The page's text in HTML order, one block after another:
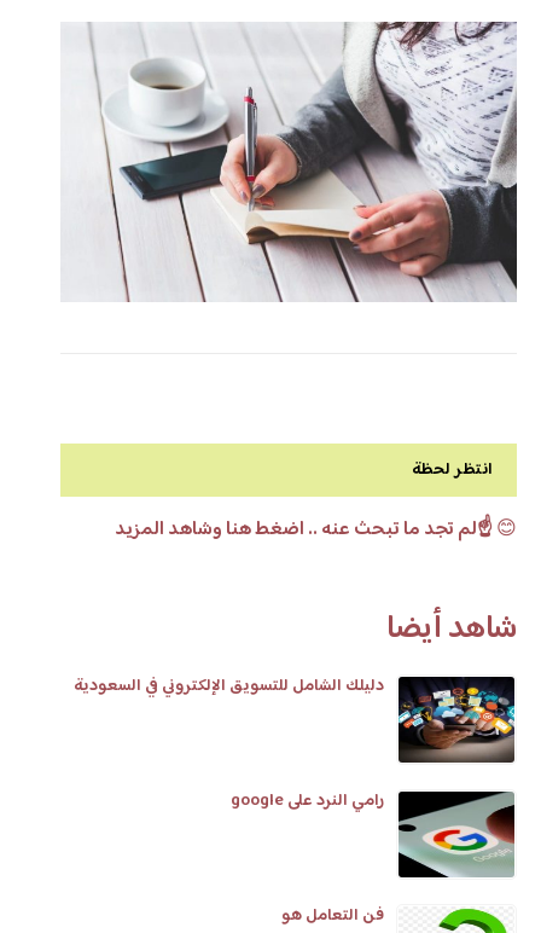
انتظر لحظة
😊☝️لم تجد ما تبحث عنه .. اضغط هنا وشاهد المزيد
شاهد أيضا
دليلك الشامل للتسويق الإلكتروني في السعودية
رامي النرد على google
فن التعامل هو